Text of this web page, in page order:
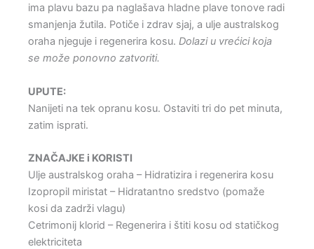
ima plavu bazu pa naglašava hladne plave tonove radi
smanjenja žutila. Potiče i zdrav sjaj, a ulje australskog
oraha njeguje i regenerira kosu. Dolazi u vrećici koja
se može ponovno zatvoriti.
UPUTE:
Nanijeti na tek opranu kosu. Ostaviti tri do pet minuta,
zatim isprati.
ZNAČAJKE i KORISTI
Ulje australskog oraha – Hidratizira i regenerira kosu
Izopropil miristat – Hidratantno sredstvo (pomaže
kosi da zadrži vlagu)
Cetrimonij klorid – Regenerira i štiti kosu od statičkog
elektriciteta